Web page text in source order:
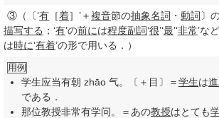
③ （〔‘有 ［着］’＋複音節の抽象名詞 ・ 動詞〕
描写する ；‘有’の前には程度副詞‘很’‘最’‘非常’な
は時に‘有着’の形で用いる．）
用例
学生应当有朝 zhāo 气。〔＋目〕＝学生は
である．
那位教授非常有学问。＝あの教授はとても